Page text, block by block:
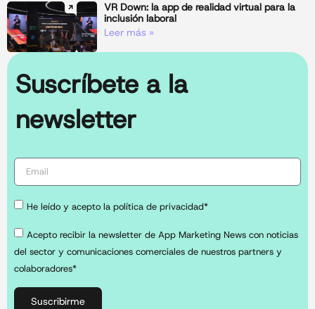
VR Down: la app de realidad virtual para la
inclusión laboral
Leer más »
Suscríbete a la
newsletter
He leído y acepto la política de privacidad*
Acepto recibir la newsletter de App Marketing News con noticias
del sector y comunicaciones comerciales de nuestros partners y
colaboradores*
Suscribirme